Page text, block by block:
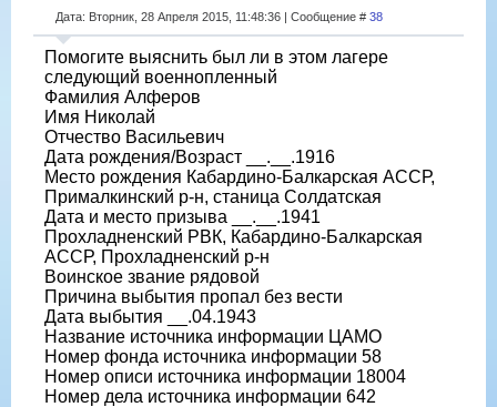
Дата: Вторник, 28 Апреля 2015, 11:48:36 | Сообщение # 38
Помогите выяснить был ли в этом лагере
следующий военнопленный
Фамилия Алферов
Имя Николай
Отчество Васильевич
Дата рождения/Возраст __.__.1916
Место рождения Кабардино-Балкарская АССР,
Прималкинский р-н, станица Солдатская
Дата и место призыва __.__.1941
Прохладненский РВК, Кабардино-Балкарская
АССР, Прохладненский р-н
Воинское звание рядовой
Причина выбытия пропал без вести
Дата выбытия __.04.1943
Название источника информации ЦАМО
Номер фонда источника информации 58
Номер описи источника информации 18004
Номер дела источника информации 642